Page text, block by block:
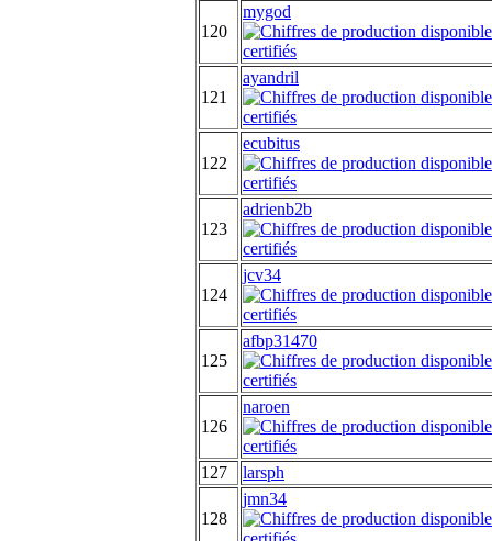
120
mygod
121
ayandril
122
ecubitus
123
adrienb2b
124
jcv34
125
afbp31470
126
naroen
127 larsph
128
jmn34